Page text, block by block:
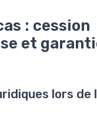
: cession
et
lors de